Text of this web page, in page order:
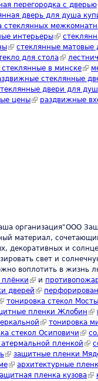
перегородка с дверью
дверь для душа
стеклянных
интерьеры(link is
(link is external)
стеклянные
для стола(link is
в минске
стеклянные
is external)двери для
цены(link is external)
раздвижные
организация"ООО
материал,
декоративных и
свет и
воплотить в
(link is external)
и
дверей (link is external)
is external)
тонировка стекол Мосты
external)пленки Жлобин
(link is external)
тонировка
стекол Осиповичи (link
пленкой
(link is external)
защитные пленки
(link is external)
архитектурные
is external)пленка кузова